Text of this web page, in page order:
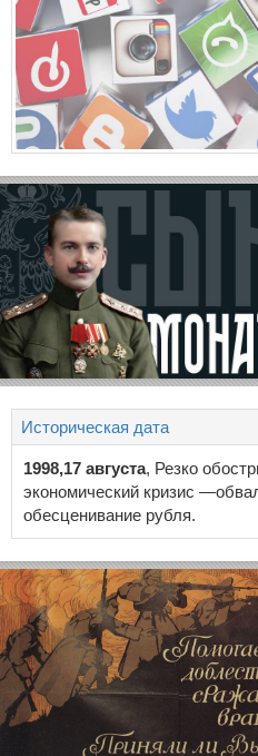
Историческая дата
1998,17 августа, Резко
экономический кризис
обесценивание рубля.